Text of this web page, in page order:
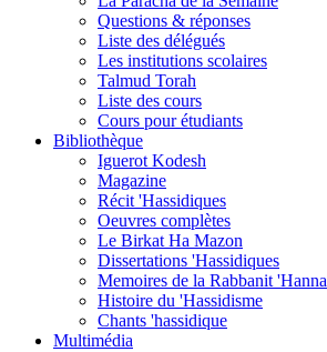
Questions & réponses
Liste des délégués
Les institutions scolaires
Talmud Torah
Liste des cours
Cours pour étudiants
Bibliothèque
Iguerot Kodesh
Magazine
Récit 'Hassidiques
Oeuvres complètes
Le Birkat Ha Mazon
Dissertations 'Hassidiques
Memoires de la Rabbanit 'Hanna
Histoire du 'Hassidisme
Chants 'hassidique
Multimédia